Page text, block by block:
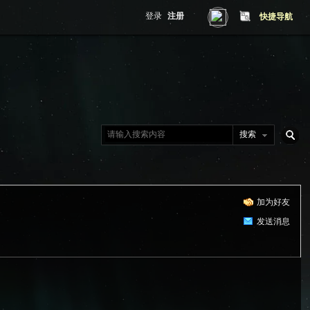
快捷导航
登录 注册
搜索
加为好友
发送消息